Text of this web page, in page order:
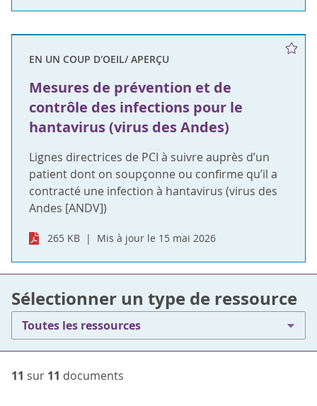
EN UN COUP D'OEIL/ APERÇU
Mesures de prévention et de
contrôle des infections pour le
hantavirus (virus des Andes)
Lignes directrices de PCI à suivre auprès d’un
patient dont on soupçonne ou confirme qu’il a
contracté une infection à hantavirus (virus des
Andes [ANDV])
265 KB Mis à jour le 15 mai 2026
Sélectionner un type de ressource
Toutes les ressources
11 sur 11 documents